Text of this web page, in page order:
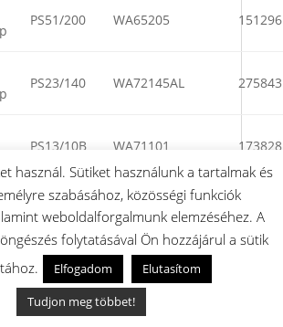
PS51/200 WA65205 151296
PS23/140 WA72145AL 275843
PS13/10B WA71101 173828
PS41/18B WA64183 101755
PS33/120 WA7120S
használ. Sütiket használunk a tartalmak és
szabásához, közösségi funkciók
weboldalforgalmunk elemzéséhez. A
folytatásával Ön hozzájárul a sütik
Elfogadom
Elutasítom
Tudjon meg többet!